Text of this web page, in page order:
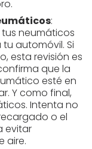
:
neumáticos
automóvil. Si
esta revisión es
que la
esté en
Y como final,
Intenta no
o el
evitar
aire.